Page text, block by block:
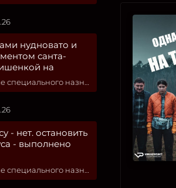
нудновато и
санта-
на
назначения
- нет. остановить
- выполнено
назначения